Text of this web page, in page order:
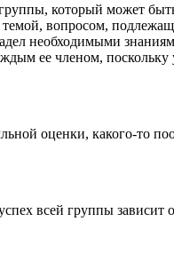
который может
вопросом,
необходимыми
ее членом,
оценки, какого-то
всей группы зависит